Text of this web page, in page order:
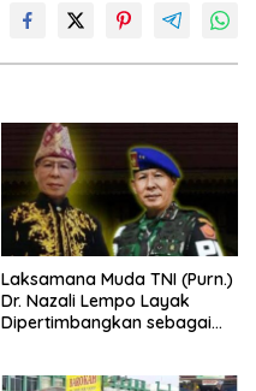
Laksamana Muda TNI (Purn.)
Dr. Nazali Lempo Layak
Dipertimbangkan sebagai